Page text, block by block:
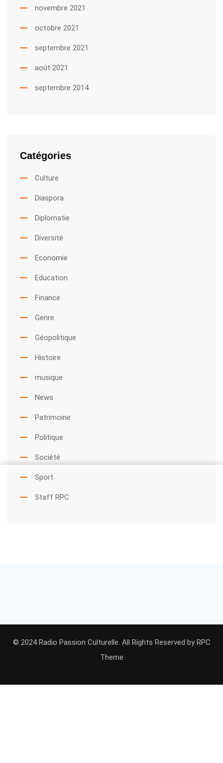
novembre 2021
octobre 2021
septembre 2021
août 2021
septembre 2014
Catégories
Culture
Diaspora
Diplomatie
Diversité
Economie
Education
Finance
Genre
Géopolitique
Histoire
musique
News
Patrimoine
Politique
Société
Sport
Staff RPC
© 2024 Radio Passion Culturelle. All Rights Reserved by RPC
Theme